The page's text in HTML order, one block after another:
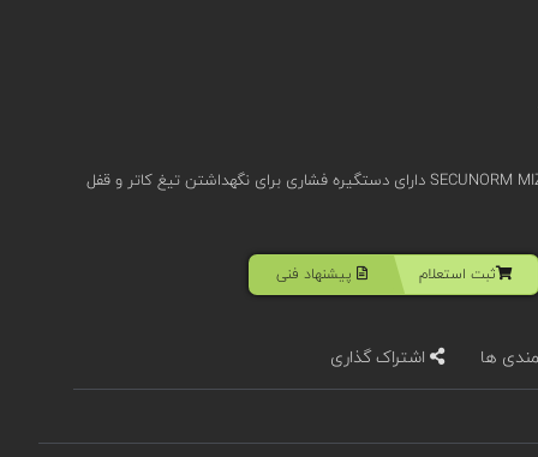
کاتر ایمن تیغه کوتاه مارتور مدل SECUNORM MIZAR دارای دستگیره فشاری برای نگهداشتن تیغ کاتر و قفل
ثبت استعلام پیشنهاد فنی
ها اشتراک گذاری